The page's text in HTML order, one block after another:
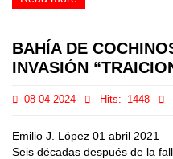
BAHÍA DE
INVASIÓN
08-04-2024 Hits: 1448
Emilio J. López 01 abril 2021
Seis décadas después de la